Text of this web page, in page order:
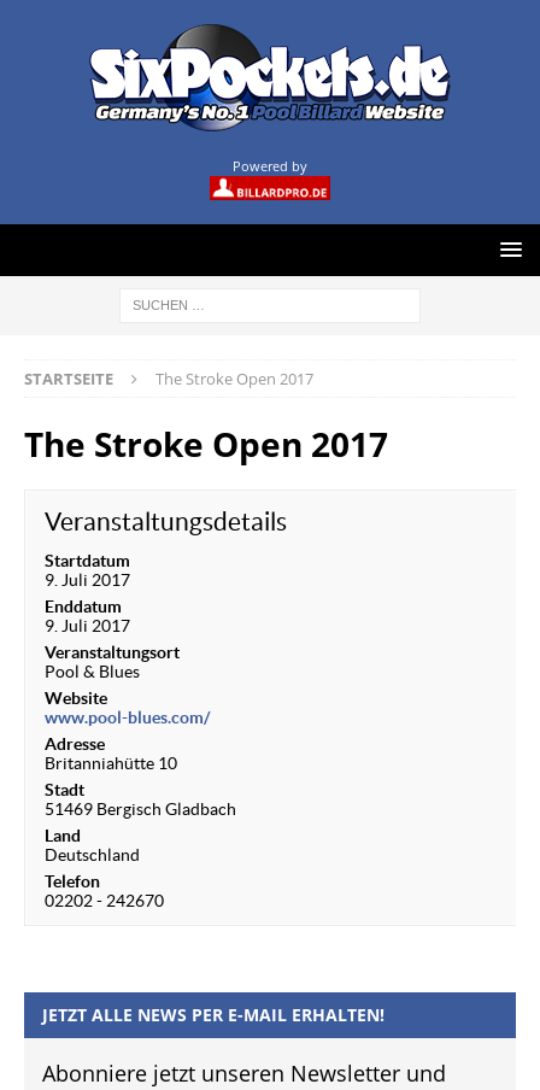
Powered by
STARTSEITE The Stroke Open 2017
The Stroke Open 2017
Veranstaltungsdetails
Startdatum
9. Juli 2017
Enddatum
9. Juli 2017
Veranstaltungsort
Pool & Blues
Website
www.pool-blues.com/
Adresse
Britanniahütte 10
Stadt
51469 Bergisch Gladbach
Land
Deutschland
Telefon
02202 - 242670
JETZT ALLE NEWS PER E-MAIL ERHALTEN!
Abonniere jetzt unseren Newsletter und